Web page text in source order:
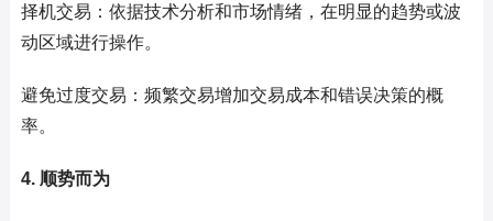
择机交易：依据技术分析和市场情绪，在明显的趋势或波
动区域进行操作。
避免过度交易：频繁交易增加交易成本和错误决策的概
率。
4. 顺势而为